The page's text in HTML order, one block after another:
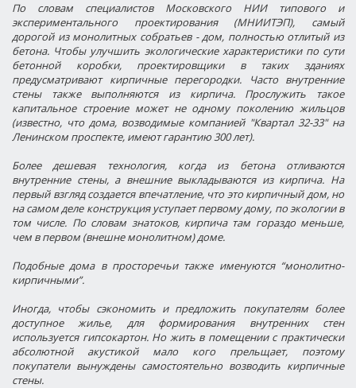
По словам специалистов Московского НИИ типового и
экспериментального проектирования (МНИИТЭП), самый
дорогой из монолитных собратьев - дом, полностью отлитый из
бетона. Чтобы улучшить экологические характеристики по сути
бетонной коробки, проектировщики в таких зданиях
предусматривают кирпичные перегородки. Часто внутренние
стенытакже выполняются из кирпича. Прослужить такое
капитальное строение может не одному поколению жильцов
(известно, что дома, возводимые компанией "Квартал 32-33" на
Ленинском проспекте, имеют гарантию 300 лет).
Более дешевая технология, когда из бетона отливаются
внутренние стены, а внешниевыкладываются из кирпича. На
первый взгляд создается впечатление, что это кирпичный дом, но
на самом деле конструкция уступает первому дому, по экологии в
том числе. По словам знатоков, кирпича там гораздо меньше,
чем в первом (внешне монолитном) доме.
Подобные дома в просторечьи также именуются “монолитно-
кирпичными”.
Иногда, чтобы сэкономить и предложить покупателям более
доступное жилье, для формирования внутренних стен
используется гипсокартон. Но жить в помещении с практически
абсолютной акустикой мало кого прельщает, поэтому
покупатели вынуждены самостоятельно возводить кирпичные
стены.